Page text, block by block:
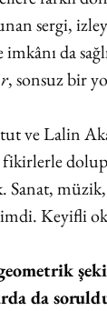
sergi,
imkânı da
, sonsuz bir
ve Lalin
Sanat,
Keyifli
da